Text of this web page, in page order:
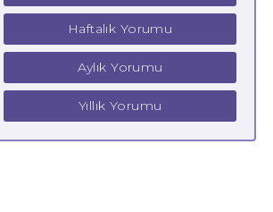
Haftalık Yorumu
Aylık Yorumu
Yıllık Yorumu